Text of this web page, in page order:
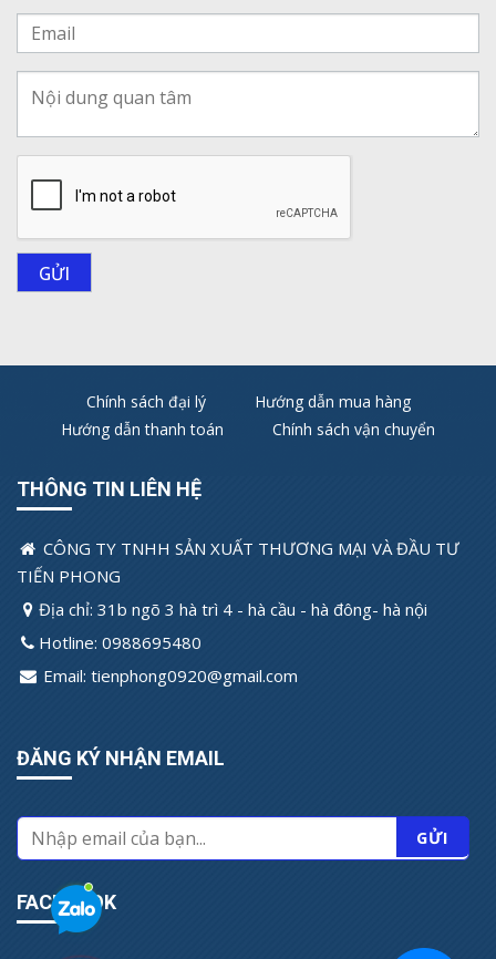
Chính sách đại lý
Hướng dẫn mua hàng
Hướng dẫn thanh toán
Chính sách vận chuyển
THÔNG TIN LIÊN HỆ
CÔNG TY TNHH SẢN XUẤT THƯƠNG MẠI VÀ ĐẦU TƯ
TIẾN PHONG
Địa chỉ: 31b ngõ 3 hà trì 4 - hà cầu - hà đông- hà nội
Hotline: 0988695480
Email: tienphong0920@gmail.com
ĐĂNG KÝ NHẬN EMAIL
FACEBOOK